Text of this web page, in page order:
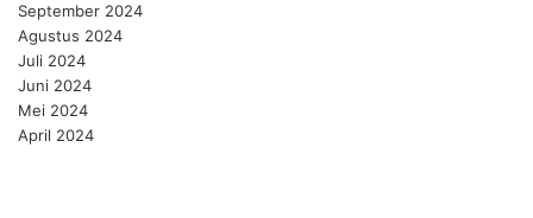
September 2024
Agustus 2024
Juli 2024
Juni 2024
Mei 2024
April 2024